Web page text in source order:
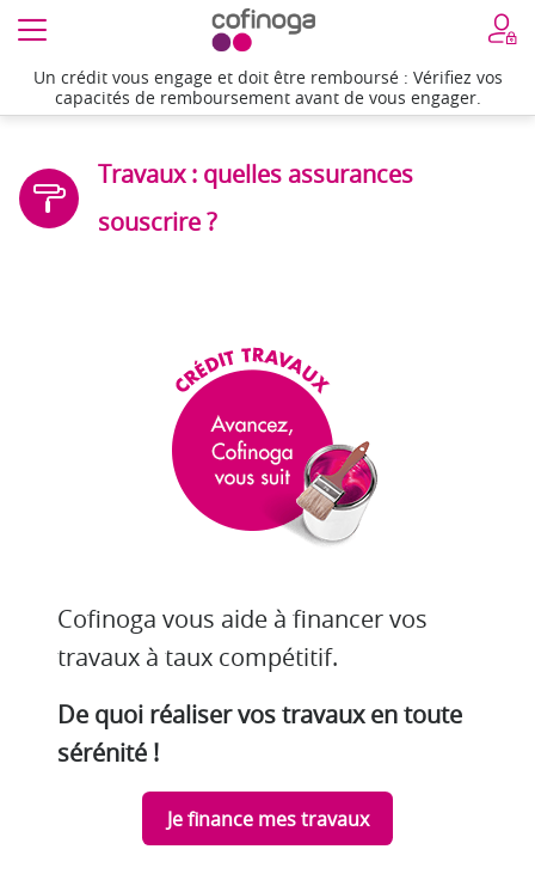
Un crédit vous engage et doit être remboursé : Vérifiez vos
capacités de remboursement avant de vous engager.
Travaux : quelles assurances
souscrire ?
Cofinoga vous aide à financer vos
travaux à taux compétitif.
De quoi réaliser vos travaux en toute
sérénité !
Je finance mes travaux